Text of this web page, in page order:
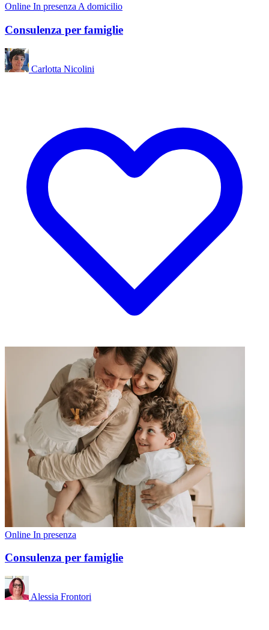
Online In presenza A domicilio
Consulenza per famiglie
Carlotta Nicolini
Online In presenza
Consulenza per famiglie
Alessia Frontori